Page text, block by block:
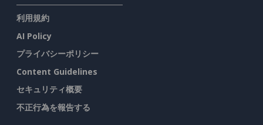
利用規約
AI Policy
プライバシーポリシー
Content Guidelines
セキュリティ概要
不正行為を報告する